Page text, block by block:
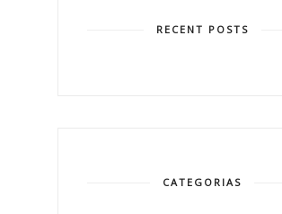
RECENT POSTS
CATEGORIAS